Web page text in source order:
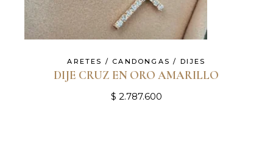
ARETES / CANDONGAS / DIJES
DIJE CRUZ EN ORO AMARILLO
$ 2.787.600